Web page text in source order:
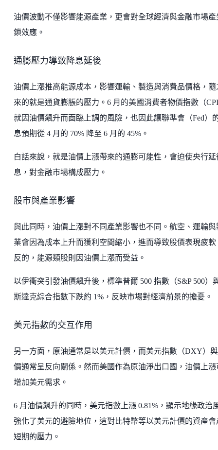
油價波動不僅影響能源產業，更會對全球經濟與金融市場產
鎖效應。
通膨壓力導致降息延後
油價上漲推高能源成本，影響運輸、製造與消費品價格，隨
來的就是通貨膨脹的壓力。6 月的美國消費者物價指數（
就因油價飆升而面臨上調的風險，也因此讓聯準會（Fed）
息預期從 4 月的 70% 降至 6 月的 45%。
白話來說，就是油價上漲帶來的通膨可能性，會迫使央行延
息，對金融市場構成壓力。
股市與產業影響
與此同時，油價上漲對不同產業影響也不同。航空、運輸與
業會因為成本上升而獲利空間縮小，進而導致股價表現疲軟
反的，能源類股則因油價上漲而受益。
以伊衝突引發油價飆升後，標準普爾 500 指數（S&P 500）
斯達克綜合指數下跌約 1%，反映市場對經濟前景的擔憂。
美元指數的交互作用
另一方面，原油通常是以美元計價，而美元指數（DXY）
價通常呈反向關係。然而美國作為原油淨出口國，油價上漲
增加美元需求。
6 月油價飆升的同時，美元指數上漲 0.81%，顯示地緣政治
強化了美元的避險地位，這對比特幣等以美元計價的資產會
短期的壓力。